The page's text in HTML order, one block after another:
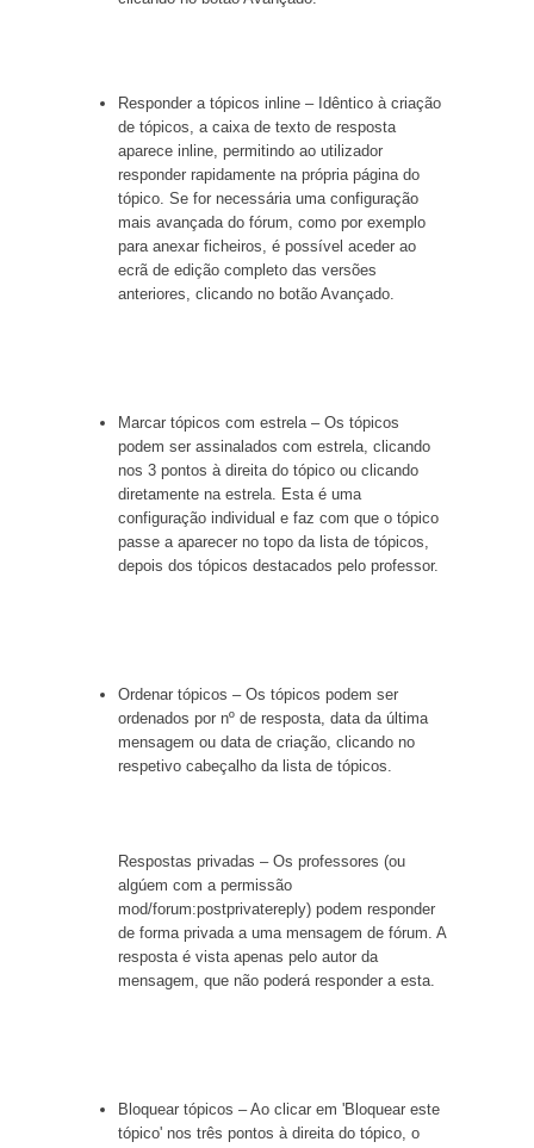
Responder a tópicos inline – Idêntico à criação
de tópicos, a caixa de texto de resposta
aparece inline, permitindo ao utilizador
responder rapidamente na própria página do
tópico. Se for necessária uma configuração
mais avançada do fórum, como por exemplo
para anexar ficheiros, é possível aceder ao
ecrã de edição completo das versões
anteriores, clicando no botão Avançado.
Marcar tópicos com estrela – Os tópicos
podem ser assinalados com estrela, clicando
nos 3 pontos à direita do tópico ou clicando
diretamente na estrela. Esta é uma
configuração individual e faz com que o tópico
passe a aparecer no topo da lista de tópicos,
depois dos tópicos destacados pelo professor.
Ordenar tópicos – Os tópicos podem ser
ordenados por nº de resposta, data da última
mensagem ou data de criação, clicando no
respetivo cabeçalho da lista de tópicos.
Respostas privadas – Os professores (ou
algúem com a permissão
mod/forum:postprivatereply) podem responder
de forma privada a uma mensagem de fórum. A
resposta é vista apenas pelo autor da
mensagem, que não poderá responder a esta.
Bloquear tópicos – Ao clicar em 'Bloquear este
tópico' nos três pontos à direita do tópico, o